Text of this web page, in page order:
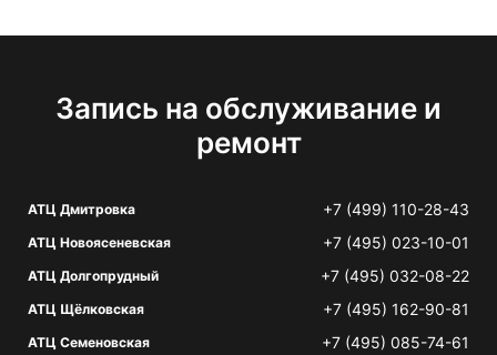
Запись на обслуживание и
ремонт
АТЦ Дмитровка +7 (499) 110-28-43
АТЦ Новоясеневская +7 (495) 023-10-01
АТЦ Долгопрудный +7 (495) 032-08-22
АТЦ Щёлковская +7 (495) 162-90-81
АТЦ Семеновская +7 (495) 085-74-61